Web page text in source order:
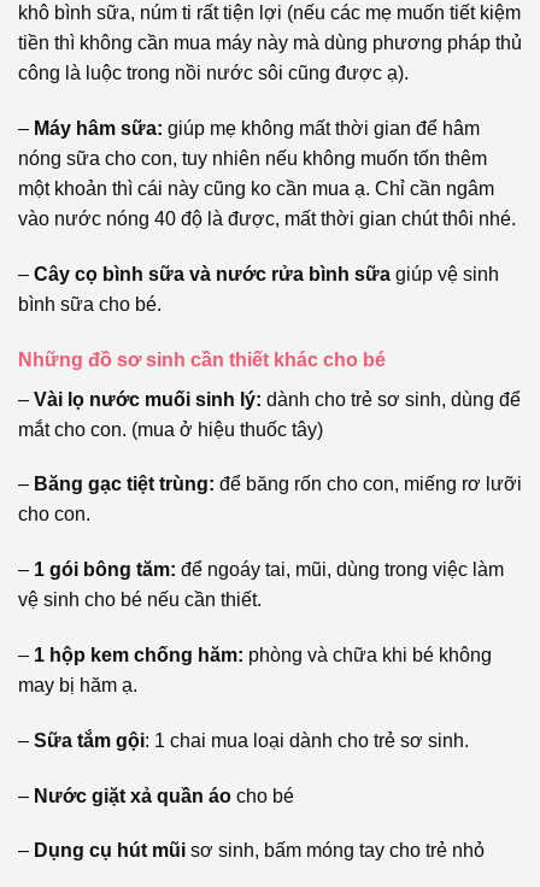
khô bình sữa, núm ti rất tiện lợi (nếu các mẹ muốn tiết kiệm
tiền thì không cần mua máy này mà dùng phương pháp thủ
công là luộc trong nồi nước sôi cũng được ạ).
– Máy hâm sữa: giúp mẹ không mất thời gian để hâm
nóng sữa cho con, tuy nhiên nếu không muốn tốn thêm
một khoản thì cái này cũng ko cần mua ạ. Chỉ cần ngâm
vào nước nóng 40 độ là được, mất thời gian chút thôi nhé.
– Cây cọ bình sữa và nước rửa bình sữa giúp vệ sinh
bình sữa cho bé.
Những đồ sơ sinh cần thiết khác cho bé
– Vài lọ nước muối sinh lý: dành cho trẻ sơ sinh, dùng để
mắt cho con. (mua ở hiệu thuốc tây)
– Băng gạc tiệt trùng: để băng rốn cho con, miếng rơ lưỡi
cho con.
– 1 gói bông tăm: để ngoáy tai, mũi, dùng trong việc làm
vệ sinh cho bé nếu cần thiết.
– 1 hộp kem chống hăm: phòng và chữa khi bé không
may bị hăm ạ.
– Sữa tắm gội: 1 chai mua loại dành cho trẻ sơ sinh.
– Nước giặt xả quần áo cho bé
– Dụng cụ hút mũi sơ sinh, bấm móng tay cho trẻ nhỏ